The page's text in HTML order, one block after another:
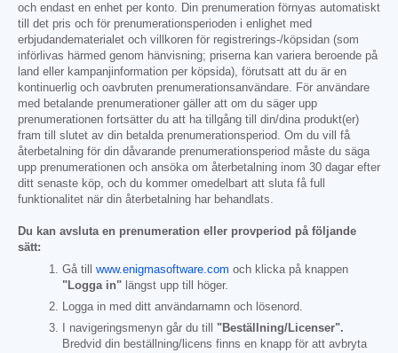
och endast en enhet per konto. Din prenumeration förnyas automatiskt
till det pris och för prenumerationsperioden i enlighet med
erbjudandematerialet och villkoren för registrerings-/köpsidan (som
införlivas härmed genom hänvisning; priserna kan variera beroende på
land eller kampanjinformation per köpsida), förutsatt att du är en
kontinuerlig och oavbruten prenumerationsanvändare. För användare
med betalande prenumerationer gäller att om du säger upp
prenumerationen fortsätter du att ha tillgång till din/dina produkt(er)
fram till slutet av din betalda prenumerationsperiod. Om du vill få
återbetalning för din dåvarande prenumerationsperiod måste du säga
upp prenumerationen och ansöka om återbetalning inom 30 dagar efter
ditt senaste köp, och du kommer omedelbart att sluta få full
funktionalitet när din återbetalning har behandlats.
Du kan avsluta en prenumeration eller provperiod på följande
sätt:
Gå till www.enigmasoftware.com och klicka på knappen
"Logga in" längst upp till höger.
Logga in med ditt användarnamn och lösenord.
I navigeringsmenyn går du till "Beställning/Licenser".
Bredvid din beställning/licens finns en knapp för att avbryta